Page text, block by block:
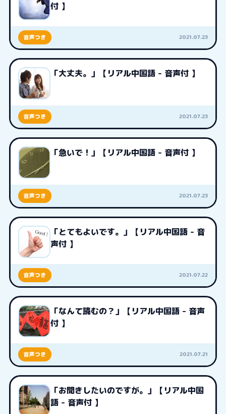
付 】
音声つき 2021.07.23
「大丈夫。」【リアル中国語 - 音声付 】
音声つき 2021.07.23
「急いで！」【リアル中国語 - 音声付 】
音声つき 2021.07.23
「とてもよいです。」【リアル中国語 - 音
声付 】
音声つき 2021.07.22
「なんて読むの？」【リアル中国語 - 音声
付 】
音声つき 2021.07.21
「お聞きしたいのですが。」【リアル中国
語 - 音声付 】